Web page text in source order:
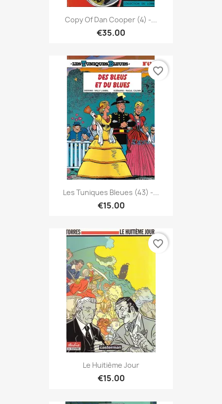
Copy Of Dan Cooper (4) -...
€35.00
Les Tuniques Bleues (43) -...
€15.00
favorite_border
Le Huitième Jour
€15.00
favorite_border